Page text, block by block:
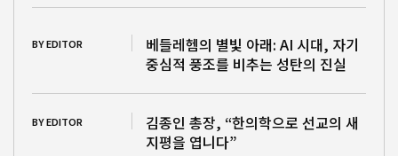
BY EDITOR
베들레헴의 별빛 아래: AI 시대, 자기
중심적 풍조를 비추는 성탄의 진실
BY EDITOR
김종인 총장, “한의학으로 선교의 새
지평을 엽니다”